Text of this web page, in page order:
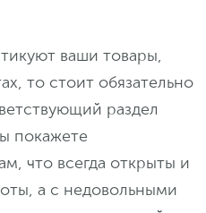
ваши товары,
то стоит обязательно
раздел
покажете
что всегда открыты и
а с недовольными